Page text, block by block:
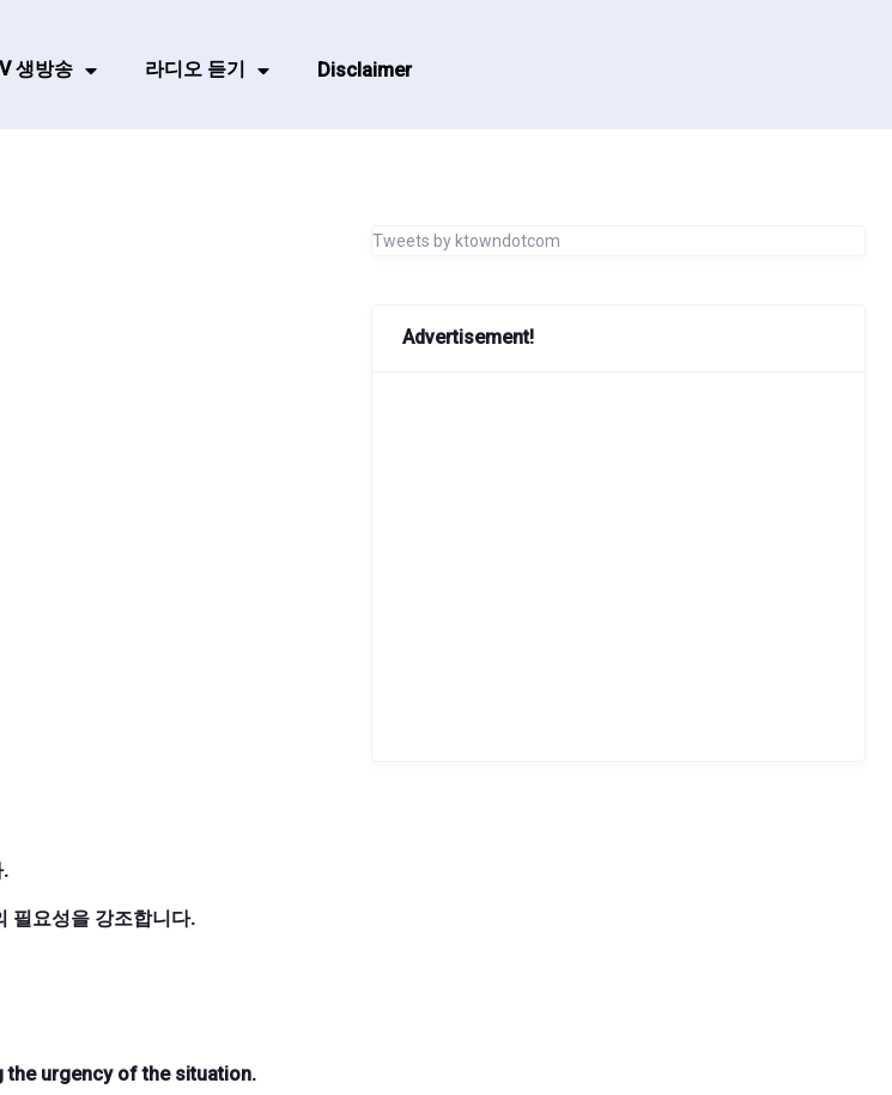
생방송 라디오 듣기 Disclaimer
필요성을 강조합니다.
urgency of the situation.
Tweets by ktowndotcom
Advertisement!